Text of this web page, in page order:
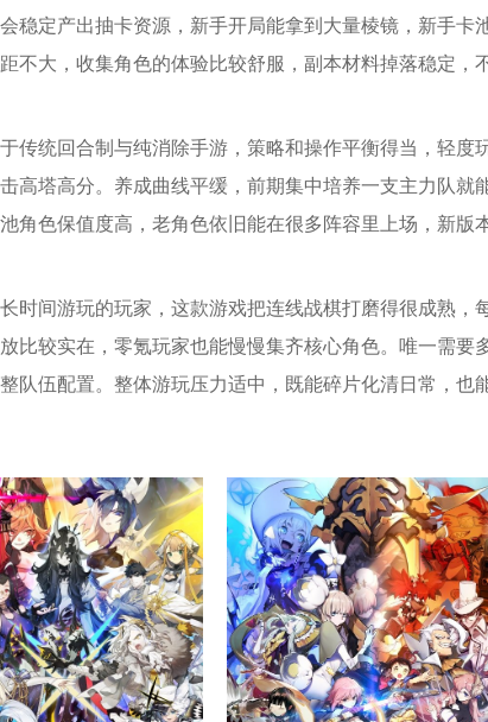
稳定产出抽卡资源，新手开局能拿到大量棱镜，新手卡
不大，收集角色的体验比较舒服，副本材料掉落稳定，
传统回合制与纯消除手游，策略和操作平衡得当，轻度
高塔高分。养成曲线平缓，前期集中培养一支主力队就
角色保值度高，老角色依旧能在很多阵容里上场，新版
时间游玩的玩家，这款游戏把连线战棋打磨得很成熟，
比较实在，零氪玩家也能慢慢集齐核心角色。唯一需要
队伍配置。整体游玩压力适中，既能碎片化清日常，也